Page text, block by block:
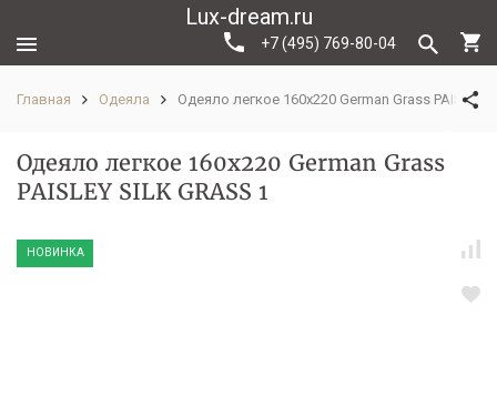
Lux-dream.ru
+7 (495) 769-80-04
Главная Одеяла Одеяло легкое 160х220 German Grass PAISLEY
Одеяло легкое 160х220 German Grass
PAISLEY SILK GRASS 1
НОВИНКА